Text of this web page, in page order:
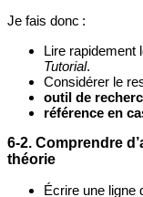
Je fais donc :
Lire rapidement
Tutorial.
Considérer le
outil de
référence en
6‑2. Comprendre
théorie
Écrire une ligne